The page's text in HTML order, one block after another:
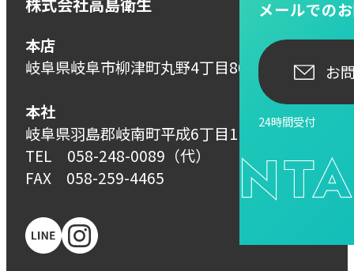
メールでの
お
24時間受付
本店
岐阜県岐阜市柳津町丸野4丁目80番地
本社
岐阜県羽島郡岐南町平成6丁目110番地
TEL 058-248-0089 （代）
FAX 058-259-4465